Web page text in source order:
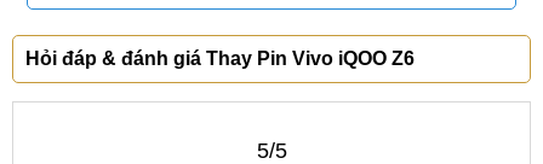
Tuy vậy, chúng vẫn đáp ứng được những tiêu chuẩn sản
xuất nhất định và cho điện thoại khả năng hoạt động như
bình thường. Thậm chí, so với Pin chính hãng chúng còn sở
Hỏi đáp & đánh giá Thay Pin Vivo iQOO Z6
5/5